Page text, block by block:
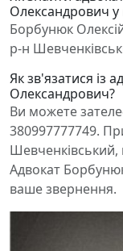
Олександрович у
Борбунюк
р-н
Як зв'язатися із
Олександрович?
Ви можете
380997777749.
Шевченківський,
Адвокат
ваше звернення.